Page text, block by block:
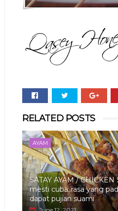
RELATED POSTS
AYAM
SATAY AYAM /
mesti cuba..rasa yang
dapat pujian suami